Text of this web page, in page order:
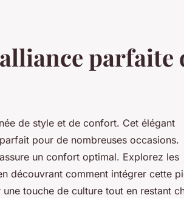
parfaite
de style et de confort. Cet élégant
pour de nombreuses occasions.
un confort optimal. Explorez les
découvrant comment intégrer cette
touche de culture tout en restant